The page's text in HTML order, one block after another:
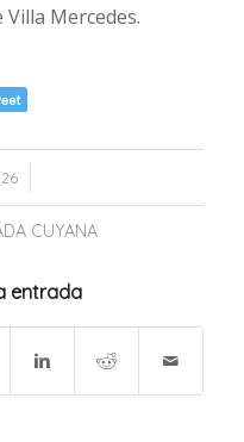
Mercedes.
CUYANA
entrada